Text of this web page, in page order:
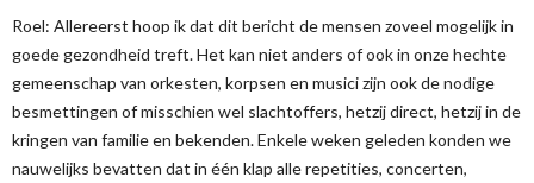
Roel: Allereerst hoop ik dat dit bericht de mensen zoveel mogelijk in
goede gezondheid treft. Het kan niet anders of ook in onze hechte
gemeenschap van orkesten, korpsen en musici zijn ook de nodige
besmettingen of misschien wel slachtoffers, hetzij direct, hetzij in de
kringen van familie en bekenden. Enkele weken geleden konden we
nauwelijks bevatten dat in één klap alle repetities, concerten,